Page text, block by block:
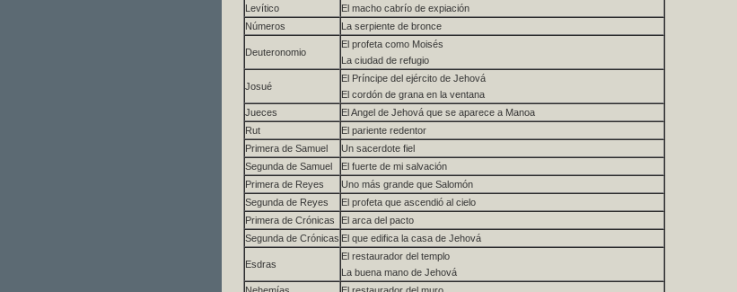
Levítico
El macho cabrío de expiación
Números
La serpiente de bronce
Deuteronomio
El profeta como Moisés
La ciudad de refugio
Josué
El Príncipe del ejército de Jehová
El cordón de grana en la ventana
Jueces
El Angel de Jehová que se aparece a Manoa
Rut
El pariente redentor
Primera de Samuel
Un sacerdote fiel
Segunda de Samuel
El fuerte de mi salvación
Primera de Reyes
Uno más grande que Salomón
Segunda de Reyes
El profeta que ascendió al cielo
Primera de Crónicas
El arca del pacto
Segunda de Crónicas El que edifica la casa de Jehová
Esdras
El restaurador del templo
La buena mano de Jehová